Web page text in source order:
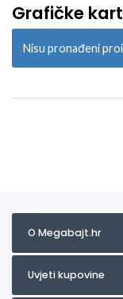
Grafičke
Nisu pronađeni
O Megabajt.hr
Uvjeti kupovine